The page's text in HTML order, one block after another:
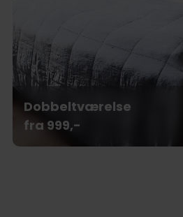
Dobbeltværelse
fra 999,-